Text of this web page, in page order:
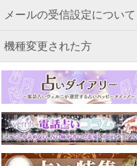
メールの受信設定について
機種変更された方